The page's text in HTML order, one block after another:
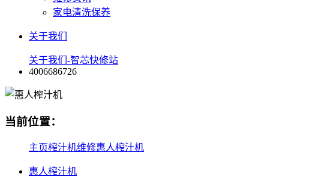
家电清洗保养
关于我们
关于我们-智芯快修站
4006686726
当前位置：
主页榨汁机维修惠人榨汁机
惠人榨汁机